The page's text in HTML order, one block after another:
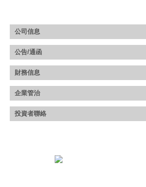
公司簡介
投資者關係
招聘信息
公司信息
公告/通函
財務信息
企業管治
投資者聯絡